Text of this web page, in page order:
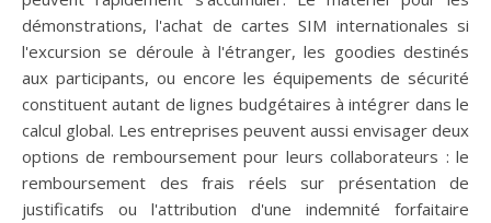
démonstrations, l'achat de cartes SIM internationales si
l'excursion se déroule à l'étranger, les goodies destinés
aux participants, ou encore les équipements de sécurité
constituent autant de lignes budgétaires à intégrer dans le
calcul global. Les entreprises peuvent aussi envisager deux
options de remboursement pour leurs collaborateurs : le
remboursement des frais réels sur présentation de
justificatifs ou l'attribution d'une indemnité forfaitaire